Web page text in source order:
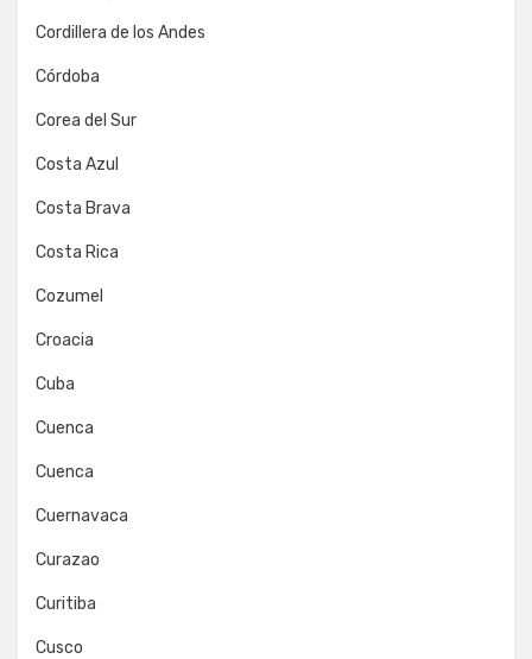
Cordillera de los Andes
Córdoba
Corea del Sur
Costa Azul
Costa Brava
Costa Rica
Cozumel
Croacia
Cuba
Cuenca
Cuenca
Cuernavaca
Curazao
Curitiba
Cusco